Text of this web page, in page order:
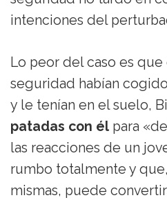
intenciones del
Lo peor del caso es
seguridad habían
y le tenían en el suelo,
patadas con él para
las reacciones de un
rumbo totalmente y
mismas, puede